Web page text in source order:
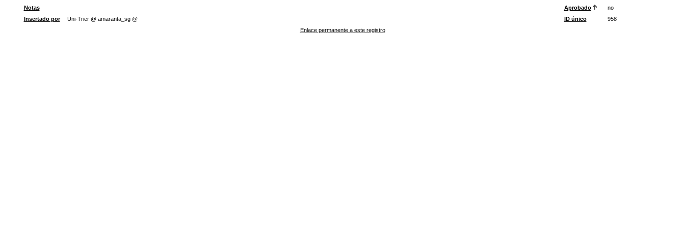
Notas
Aprobado
no
Insertado por
Uni-Trier @ amaranta_sg @ ID único
958
Enlace permanente a este registro